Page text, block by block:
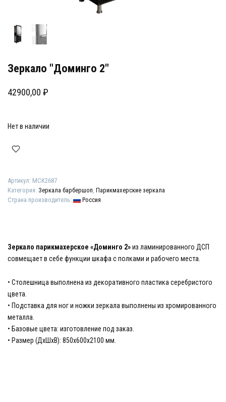
Зеркало "Доминго 2"
42900,00 ₽
Нет в наличии
Артикул: МСК2687
Категория: Зеркала барбершоп Парикмахерские зеркала
Страна производитель:
Россия
Зеркало парикмахерское «Доминго 2»из ламинированного ДСП
совмещает в себе функции шкафа с полками и рабочего места.
• Столешница выполнена из декоративного пластика серебристого
цвета.
• Подставка для ног и ножки зеркала выполнены из хромированного
металла.
• Базовые цвета: изготовление под заказ.
• Размер (ДхШхВ): 850х600х2100 мм.